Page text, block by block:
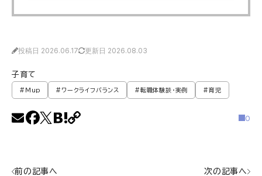
投稿日 2026.06.17 更新日 2026.08.03
子育て
#Mup #ワークライフバランス #転職体験談・実例 #育児
0
前の記事へ 次の記事へ